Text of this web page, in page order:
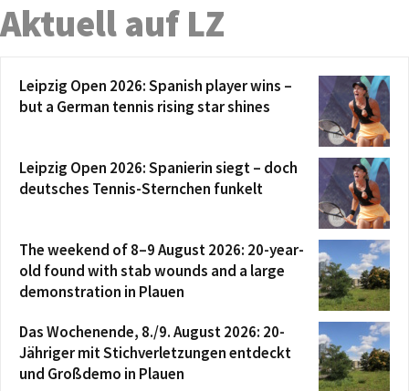
Aktuell auf LZ
Leipzig Open 2026: Spanish player wins –
but a German tennis rising star shines
Leipzig Open 2026: Spanierin siegt – doch
deutsches Tennis-Sternchen funkelt
The weekend of 8–9 August 2026: 20-year-
old found with stab wounds and a large
demonstration in Plauen
Das Wochenende, 8./9. August 2026: 20-
Jähriger mit Stichverletzungen entdeckt
und Großdemo in Plauen